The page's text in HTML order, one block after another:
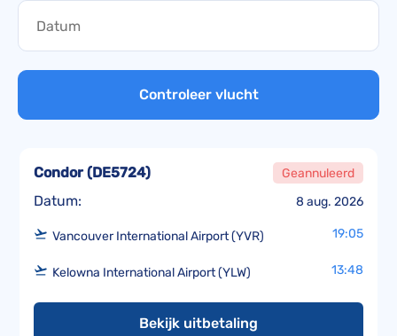
Controleer vlucht
Datum: 8 aug. 2026
Condor(DE5724) Geannuleerd
Vancouver International Airport (YVR) 19:05
Kelowna International Airport (YLW) 13:48
Bekijk uitbetaling